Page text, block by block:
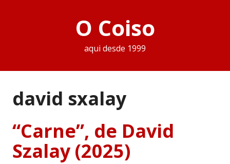
O Coiso
aqui desde 1999
david sxalay
“Carne”, de David
Szalay (2025)